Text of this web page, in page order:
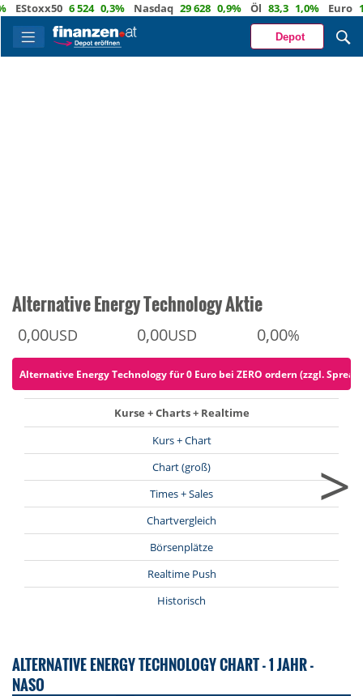
6 524 0,3% Nasdaq 29 628 0,9% Öl 83,3 1,0% Euro
Depot
Alternative Energy Technology Aktie
0,00USD 0,00USD 0,00%
Alternative Energy Technology für 0 Euro bei ZERO ordern (zzgl.
Kurse + Charts + Realtime
Kurs + Chart
Chart (groß)
Times + Sales
Chartvergleich
Börsenplätze
Realtime Push
Historisch
>
ALTERNATIVE ENERGY TECHNOLOGY CHART - 1 JAHR -
NASO